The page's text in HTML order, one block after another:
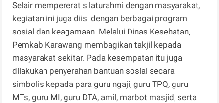
Selair mempererat silaturahmi dengan masyarakat,
kegiatan ini juga diisi dengan berbagai program
sosial dan keagamaan. Melalui Dinas Kesehatan,
Pemkab Karawang membagikan takjil kepada
masyarakat sekitar. Pada kesempatan itu juga
dilakukan penyerahan bantuan sosial secara
simbolis kepada para guru ngaji, guru TPQ, guru
MTs, guru MI, guru DTA, amil, marbot masjid, serta